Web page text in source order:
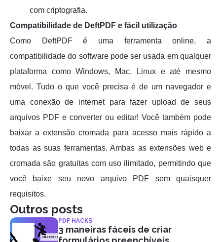
com criptografia.
Compatibilidade de DeftPDF e fácil utilização
Como DeftPDF é uma ferramenta online, a
compatibilidade do software pode ser usada em qualquer
plataforma como Windows, Mac, Linux e até mesmo
móvel. Tudo o que você precisa é de um navegador e
uma conexão de internet para fazer upload de seus
arquivos PDF e converter ou editar! Você também pode
baixar a extensão cromada para acesso mais rápido a
todas as suas ferramentas. Ambas as extensões web e
cromada são gratuitas com uso ilimitado, permitindo que
você baixe seu novo arquivo PDF sem quaisquer
requisitos.
Outros posts
PDF HACKS
3 maneiras fáceis de criar